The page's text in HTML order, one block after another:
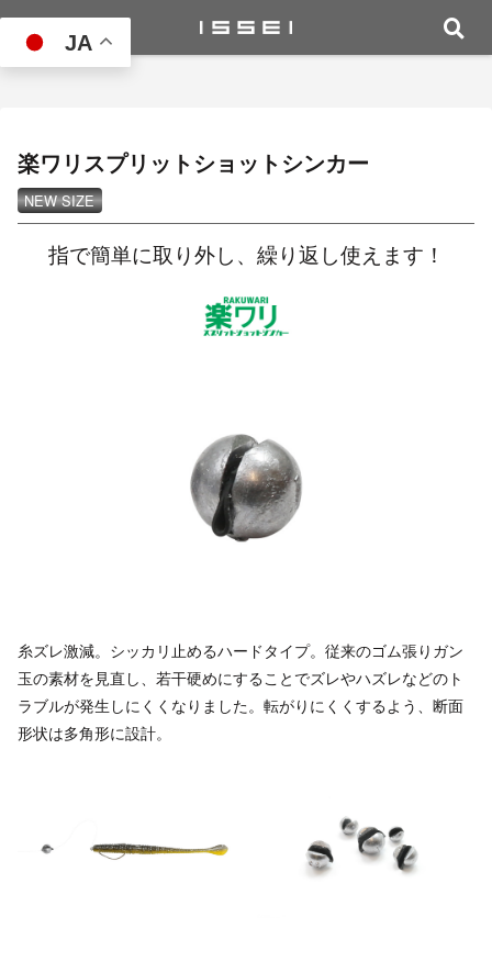
JA
楽ワリスプリットショットシンカー
NEW SIZE
指で簡単に取り外し、繰り返し使えます！
糸ズレ激減。シッカリ止めるハードタイプ。従来のゴム張りガン
玉の素材を見直し、若干硬めにすることでズレやハズレなどのト
ラブルが発生しにくくなりました。転がりにくくするよう、断面
形状は多角形に設計。